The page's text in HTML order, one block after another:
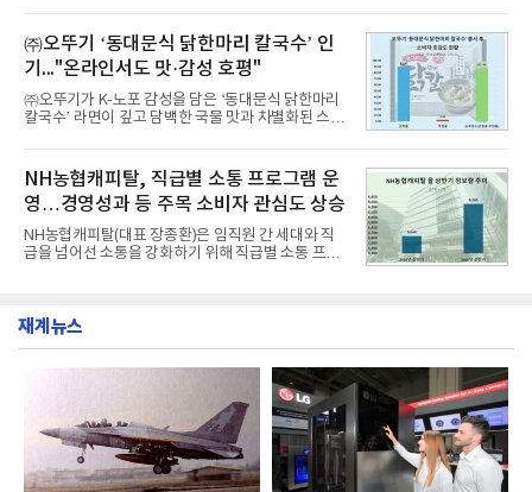
수력원자력, 한국석
떼는 6년 만에 선보이는 8세대 완전변경 모델로, ▲정
교한 선과 면을 중심으로 완성한 파격적인 디자인 ▲
과거 중형 세단 수준으로 확대된 차체 제원 ▲글로벌
최고 수준의 안전성 ▲성능과 효율을 동시에 높인 주
행 완성도 ▲첨단 편의 및 디지털 사양 적용 등을 통해
글로벌 준중형 세단의 새로운 기준을 세웠다.아반떼
는 가솔린 2.0과 1.6 하이브리드 두 가지 파워트레인
넘
㈜오뚜기 ‘동대문식 닭한마리 칼국수’ 인
기..."온라인서도 맛·감성 호평"
㈜오뚜기가 K-노포 감성을 담은 ‘동대문식 닭한마리
칼국수’ 라면이 깊고 담백한 국물 맛과 차별화된 스토
혔다.‘동대문식 닭한마리 칼국수’는 예상을 뛰어넘는
소비자 호응에 힘입어 지난 7월 13일 첫 선을 보인 지
단 18일 만에 누적 판매량 50만 개를 돌파하는 성과를
거두었다.이번 신제품은 개발진이 전국의 닭한마리
전문점을 직접 찾아 다니며 최적의 육수 비율을 완성
했다. 자극적이지 않으면서도 깊은 닭육수에 마늘의
개운한 풍미를 더했으며, 국물이 잘 배어들면서도 쫄
서도
NH농협캐피탈, 직급별 소통 프로그램 운
영…경영성과 등 주목 소비자 관심도 상승
NH농협캐피탈(대표 장종환)은 임직원 간 세대와 직
급을 넘어선 소통을 강화하기 위해 직급별 소통 프로
영지원부 홍보팀과 2026년 새로이(e)＊가 공동 주관
쳐 진행됐다.참고로 새로이(e)는 NH농협캐피탈 MZ
세대들로(과장~계장) 구성된 자율 참여조직으로, 조
직문화 혁신과 업무 효율성 향상을 위한 다양한 활동
을 추진하며,새로운 변화와 이로운 영향력을 조직전
반에 전파하는 역할
재계뉴스